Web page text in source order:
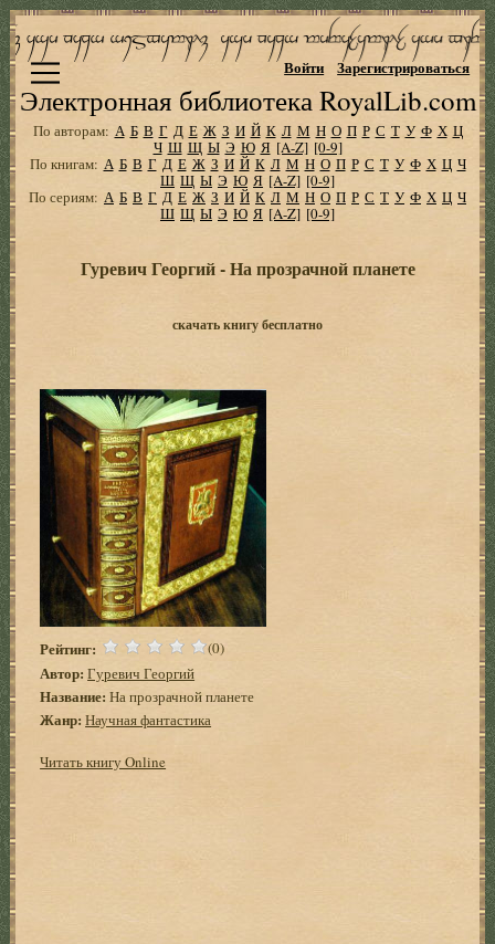
Электронная библиотека RoyalLib.com
Войти Зарегистрироваться
По авторам: А Б В Г Д Е Ж З И Й К Л М Н О П Р С Т У Ф Х Ц
Ч Ш Щ Ы Э Ю Я [A-Z] [0-9]
По книгам: А Б В Г Д Е Ж З И Й К Л М Н О П Р С Т У Ф Х Ц Ч
Ш Щ Ы Э Ю Я [A-Z] [0-9]
По сериям: А Б В Г Д Е Ж З И Й К Л М Н О П Р С Т У Ф Х Ц Ч
Ш Щ Ы Э Ю Я [A-Z] [0-9]
Гуревич Георгий - На прозрачной планете
скачать книгу бесплатно
Рейтинг: (0)
Автор: Гуревич Георгий
Название: На прозрачной планете
Жанр: Научная фантастика
Читать книгу Online